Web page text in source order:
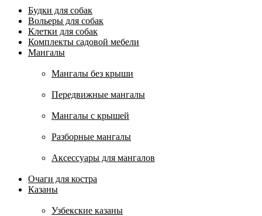
Будки для собак
Вольеры для собак
Клетки для собак
Комплекты садовой мебели
Мангалы
Мангалы без крыши
Передвижные мангалы
Мангалы с крышей
Разборные мангалы
Аксессуары для мангалов
Очаги для костра
Казаны
Узбекские казаны